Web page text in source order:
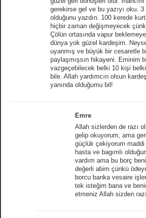
gerekirse gel ve bu yazıyı oku.
olduğunu yazdın. 100 kerede
hiçbir zaman değişmeyecek
Çölün ortasında vapur
dünya yok güzel kardeşim.
uyanmış ve büyük bir cesaretle
paylaşmışsın hikayeni. Eminim
vazgeçebilecek belki 10 kişi
bile. Allah yardımcın olsun
yanında olduğumu bil!
Emre
Allah sizlerden de razı
gelip okuyorum, ama
güçlük çekiyorum
hasta ve bagımlı
vardım ama bu borç
değerli abim çünkü
borcu banka vesaire işler
tek isteğim bana ve
etmeniz Allah sizden